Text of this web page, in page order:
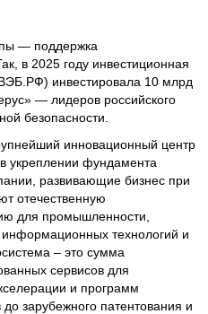
— поддержка
в 2025 году инвестиционная
инвестировала 10 млрд
— лидеров российского
безопасности.
инновационный центр
укреплении фундамента
развивающие бизнес при
отечественную
для промышленности,
технологий и
– это сумма
сервисов для
и программ
зарубежного патентования и